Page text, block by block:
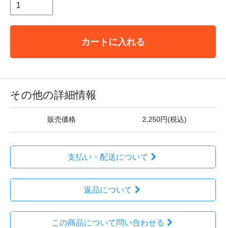
カートに入れる
その他の詳細情報
販売価格 2,250円(税込)
支払い・配送について
返品について
この商品について問い合わせる